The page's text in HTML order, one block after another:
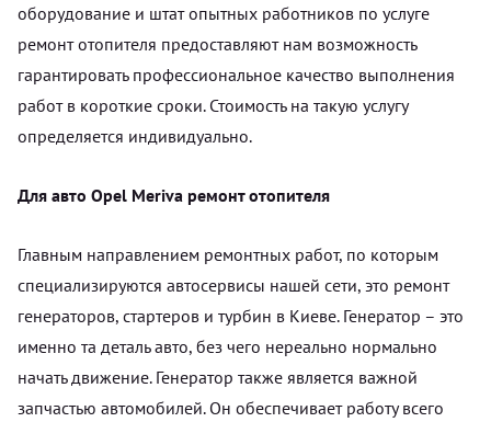
оборудование и штат опытных работников по услуге
ремонт отопителя предоставляют нам возможность
гарантировать профессиональное качество выполнения
работ в короткие сроки. Стоимость на такую услугу
определяется индивидуально.
Для авто Opel Meriva ремонт отопителя
Главным направлением ремонтных работ, по которым
специализируются автосервисы нашей сети, это ремонт
генераторов, стартеров и турбин в Киеве. Генератор – это
именно та деталь авто, без чего нереально нормально
начать движение. Генератор также является важной
запчастью автомобилей. Он обеспечивает работу всего